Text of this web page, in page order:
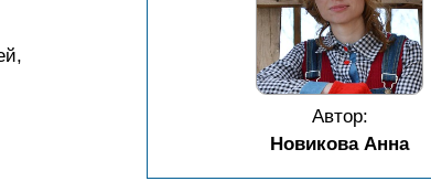
Автор:
Новикова Анна